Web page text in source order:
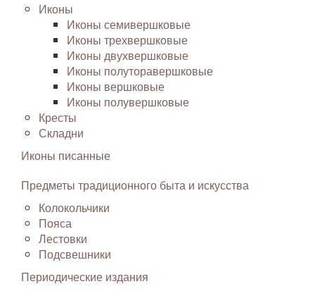
Иконы
Иконы семивершковые
Иконы трехвершковые
Иконы двухвершковые
Иконы полуторавершковые
Иконы вершковые
Иконы полувершковые
Кресты
Складни
Иконы писанные
Предметы традиционного быта и искусства
Колокольчики
Пояса
Лестовки
Подсвешники
Периодические издания